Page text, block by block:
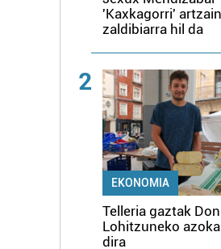
'Kaxkagorri' artzain
zaldibiarra hil da
2
EKONOMIA
Telleria gaztak
Lohitzuneko
dira